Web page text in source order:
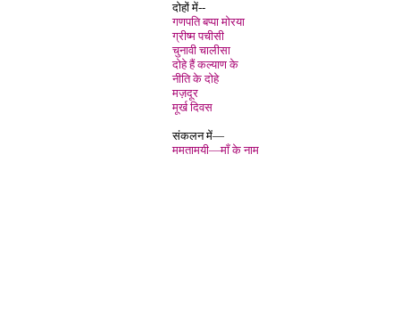
दोहों में--
गणपति बप्पा मोरया
ग्रीष्म पचीसी
चुनावी चालीसा
दोहे हैं कल्याण के
नीति के दोहे
मज़दूर
मूर्ख दिवस
संकलन में—
ममतामयी—माँ के नाम